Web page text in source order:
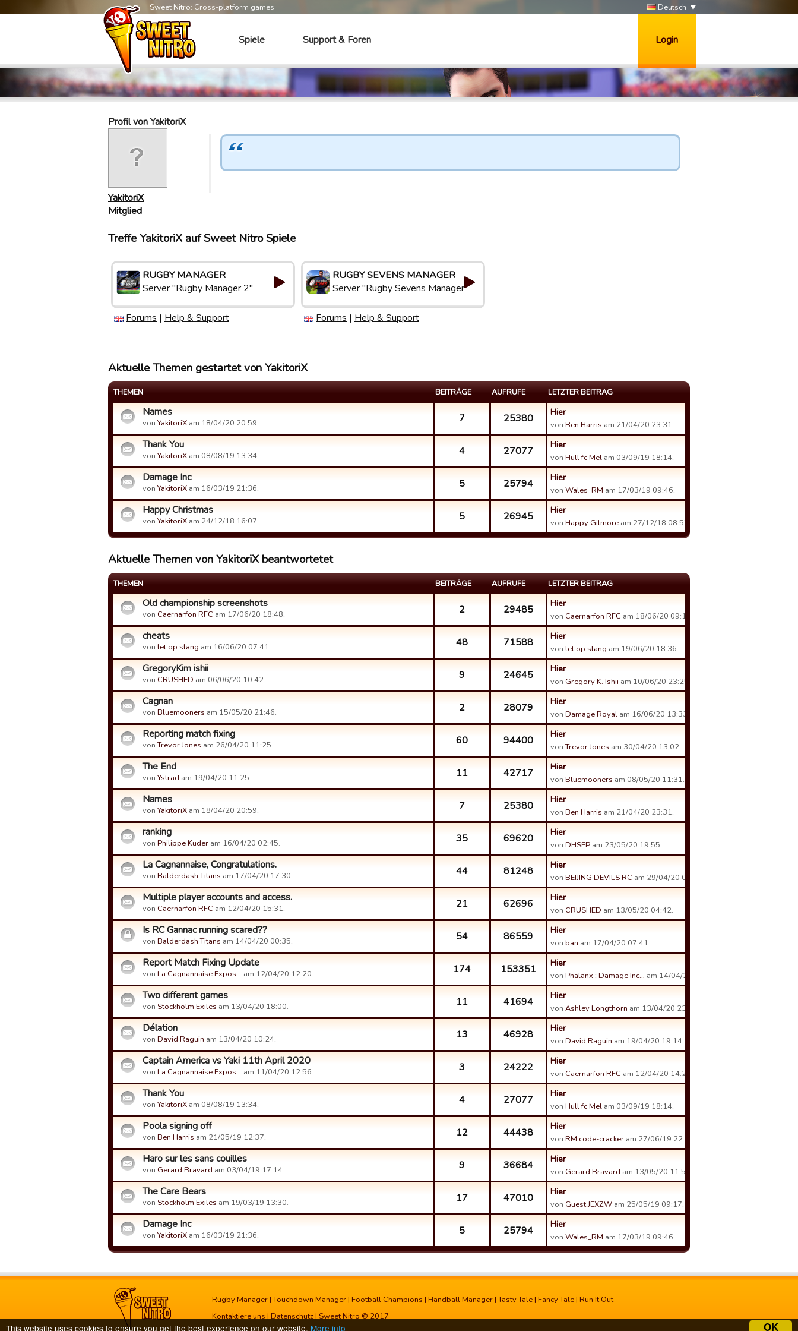
OK
This website uses cookies to ensure you get the best experience on our website. More info
Sweet Nitro: Cross-platform games Deutsch
Spiele Support & Foren Login
Profil von YakitoriX
YakitoriX
Mitglied
Treffe YakitoriX auf Sweet Nitro Spiele
RUGBY MANAGER
Server "Rugby Manager 2"
Forums | Help & Support
RUGBY SEVENS MANAGER
Server "Rugby Sevens Manager"
Forums | Help & Support
Aktuelle Themen gestartet von YakitoriX
THEMEN BEITRÄGE AUFRUFE LETZTER BEITRAG
Names
von YakitoriX am 18/04/20 20:59. 7 25380 Hier
von Ben Harris am 21/04/20 23:31.
Thank You
von YakitoriX am 08/08/19 13:34. 4 27077 Hier
von Hull fc Mel am 03/09/19 18:14.
Damage Inc
von YakitoriX am 16/03/19 21:36. 5 25794 Hier
von Wales_RM am 17/03/19 09:46.
Happy Christmas
von YakitoriX am 24/12/18 16:07. 5 26945 Hier
von Happy Gilmore am 27/12/18 08:57.
Aktuelle Themen von YakitoriX beantwortetet
THEMEN BEITRÄGE AUFRUFE LETZTER BEITRAG
Old championship screenshots
von Caernarfon RFC am 17/06/20 18:48. 2 29485 Hier
von Caernarfon RFC am 18/06/20 09:12.
cheats
von let op slang am 16/06/20 07:41. 48 71588 Hier
von let op slang am 19/06/20 18:36.
GregoryKim ishii
von CRUSHED am 06/06/20 10:42. 9 24645 Hier
von Gregory K. Ishii am 10/06/20 23:25.
Cagnan
von Bluemooners am 15/05/20 21:46. 2 28079 Hier
von Damage Royal am 16/06/20 13:33.
Reporting match fixing
vonTrevor Jones am 26/04/20 11:25. 60 94400 Hier
vonTrevor Jones am 30/04/20 13:02.
The End
von Ystrad am 19/04/20 11:25. 11 42717 Hier
von Bluemooners am 08/05/20 11:31.
Names
von YakitoriX am 18/04/20 20:59. 7 25380 Hier
von Ben Harris am 21/04/20 23:31.
ranking
von Philippe Kuder am 16/04/20 02:45. 35 69620 Hier
von DHSFP am 23/05/20 19:55.
La Cagnannaise, Congratulations.
von Balderdash Titans am 17/04/20 17:30. 44 81248 Hier
von BEIJING DEVILS RC am 29/04/20 01:12.
Multiple player accounts and access.
von Caernarfon RFC am 12/04/20 15:31. 21 62696 Hier
von CRUSHED am 13/05/20 04:42.
Is RC Gannac running scared??
von Balderdash Titans am 14/04/20 00:35. 54 86559 Hier
von ban am 17/04/20 07:41.
Report Match Fixing Update
von La Cagnannaise Expos… am 12/04/20 12:20. 174 153351 Hier
von Phalanx : Damage Inc… am 14/04/20 08:17.
Two different games
von Stockholm Exiles am 13/04/20 18:00. 11 41694 Hier
von Ashley Longthorn am 13/04/20 23:40.
Délation
von David Raguin am 13/04/20 10:24. 13 46928 Hier
von David Raguin am 19/04/20 19:14.
Captain America vs Yaki 11th April 2020
von La Cagnannaise Expos… am 11/04/20 12:56. 3 24222 Hier
von Caernarfon RFC am 12/04/20 14:24.
Thank You
von YakitoriX am 08/08/19 13:34. 4 27077 Hier
von Hull fc Mel am 03/09/19 18:14.
Poola signing off
von Ben Harris am 21/05/19 12:37. 12 44438 Hier
von RM code-cracker am 27/06/19 22:45.
Haro sur les sans couilles
von Gerard Bravard am 03/04/19 17:14. 9 36684 Hier
von Gerard Bravard am 13/05/20 11:56.
The Care Bears
von Stockholm Exiles am 19/03/19 13:30. 17 47010 Hier
von Guest JEXZW am 25/05/19 09:17.
Damage Inc
von YakitoriX am 16/03/19 21:36. 5 25794 Hier
von Wales_RM am 17/03/19 09:46.
Rugby Manager |Touchdown Manager | Football Champions | Handball Manager |Tasty Tale | Fancy Tale | Run It Out
Kontaktiere uns|Datenschutz| Sweet Nitro © 2017